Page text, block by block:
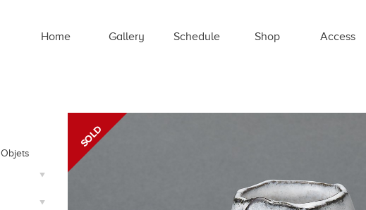
Home Gallery Schedule Shop Access